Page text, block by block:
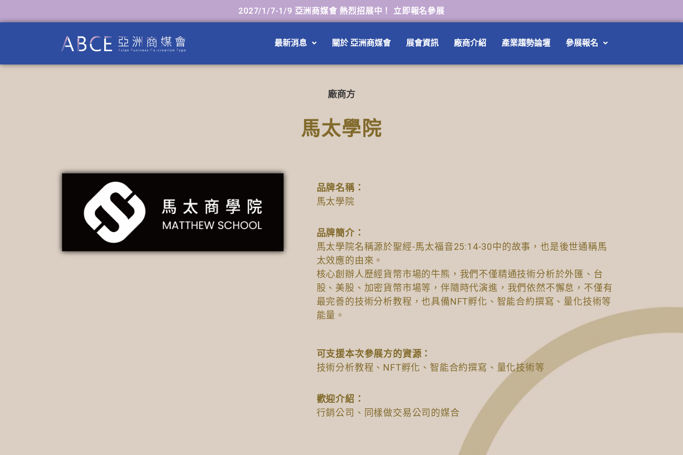
2027/1/7-1/9 亞洲商媒會 熱烈招展中！ 立即報名參展
最新消息 關於 亞洲商媒會 展會資訊 廠商介紹 產業趨勢論壇 參展報名
廠商方
馬太學院
品牌名稱：
馬太學院
品牌簡介：
馬太學院名稱源於聖經-馬太福音25:14-30中的故事，也是後世通稱馬
太效應的由來。
核心創辦人歷經貨幣市場的牛熊，我們不僅精通技術分析於外匯、台
股、美股、加密貨幣市場等，伴隨時代演進，我們依然不懈怠，不僅有
最完善的技術分析教程，也具備NFT孵化、智能合約撰寫、量化技術等
能量。
可支援本次參展方的資源：
技術分析教程、NFT孵化、智能合約撰寫、量化技術等
歡迎介紹：
行銷公司、同樣做交易公司的媒合